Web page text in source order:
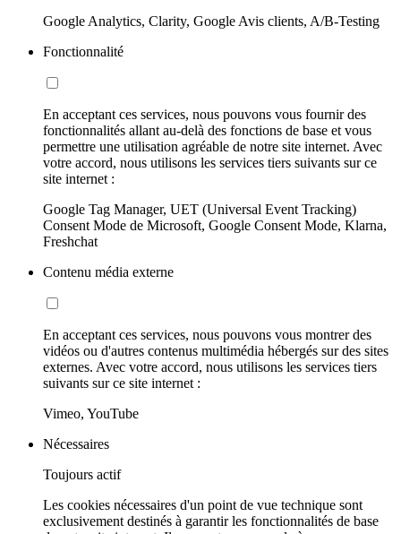
Google Analytics, Clarity, Google Avis clients, A/B-Testing
Fonctionnalité
En acceptant ces services, nous pouvons vous fournir des
fonctionnalités allant au-delà des fonctions de base et vous
permettre une utilisation agréable de notre site internet. Avec
votre accord, nous utilisons les services tiers suivants sur ce
site internet :
Google Tag Manager, UET (Universal Event Tracking)
Consent Mode de Microsoft, Google Consent Mode, Klarna,
Freshchat
Contenu média externe
En acceptant ces services, nous pouvons vous montrer des
vidéos ou d'autres contenus multimédia hébergés sur des sites
externes. Avec votre accord, nous utilisons les services tiers
suivants sur ce site internet :
Vimeo, YouTube
Nécessaires
Toujours actif
Les cookies nécessaires d'un point de vue technique sont
exclusivement destinés à garantir les fonctionnalités de base